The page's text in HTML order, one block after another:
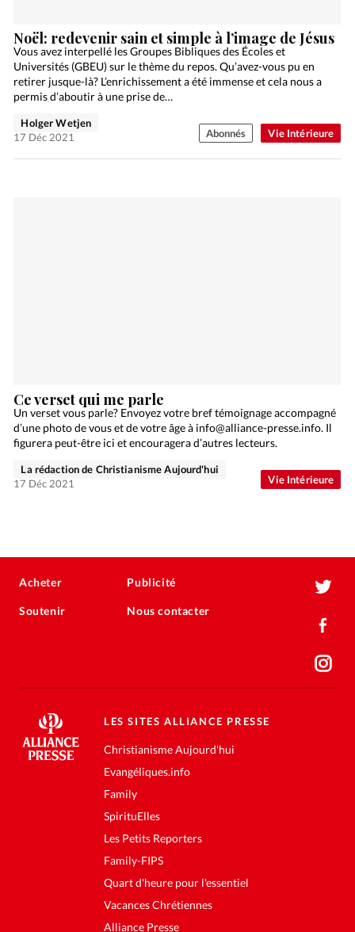
Vie Intérieure
Noël: redevenir sain et simple à l’image de Jésus
Vous avez interpellé les Groupes Bibliques des Écoles et
Universités (GBEU) sur le thème du repos. Qu’avez-vous pu en
retirer jusque-là? L’enrichissement a été immense et cela nous a
permis d’aboutir à une prise de…
Holger Wetjen
17 Déc 2021
Abonnés
Vie Intérieure
Ce verset qui me parle
Un verset vous parle? Envoyez votre bref témoignage accompagné
d’une photo de vous et de votre âge à info@alliance-presse.info. Il
figurera peut-être ici et encouragera d’autres lecteurs.
La rédaction de Christianisme Aujourd'hui
17 Déc 2021
Acheter
Soutenir
Publicité
Nous contacter
LES SITES ALLIANCE PRESSE
Christianisme Aujourd'hui
Evangéliques.info
Family
SpirituElles
Les Petits Reporters
Family-FIPS
Quart d'heure pour l'essentiel
Vacances Chrétiennes
Alliance Presse